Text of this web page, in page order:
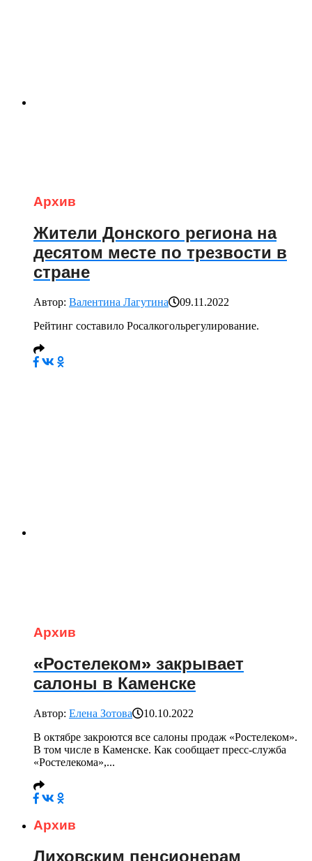
Архив
Жители Донского региона на
десятом месте по трезвости в
стране
Автор: Валентина Лагутина
09.11.2022
Рейтинг составило Росалкогольрегулирование.
Архив
«Ростелеком» закрывает
салоны в Каменске
Автор: Елена Зотова
10.10.2022
В октябре закроются все салоны продаж «Ростелеком».
В том числе в Каменске. Как сообщает пресс-служба
«Ростелекома»,...
Архив
Лиховским пенсионерам